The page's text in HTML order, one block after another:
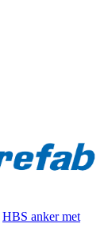
HBS anker met